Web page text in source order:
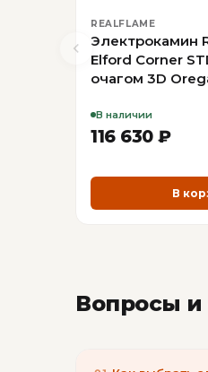
REALFLAME
Электрокамин
Elford Corner
очагом 3D
В наличии
116 630 ₽
В
Вопросы и